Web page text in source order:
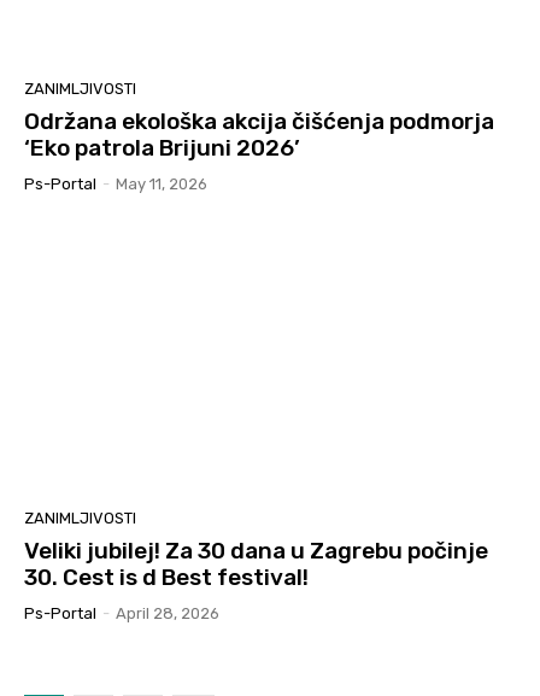
ZANIMLJIVOSTI
Održana ekološka akcija čišćenja podmorja
‘Eko patrola Brijuni 2026’
Ps-Portal - May 11, 2026
ZANIMLJIVOSTI
Veliki jubilej! Za 30 dana u Zagrebu počinje
30. Cest is d Best festival!
Ps-Portal - April 28, 2026